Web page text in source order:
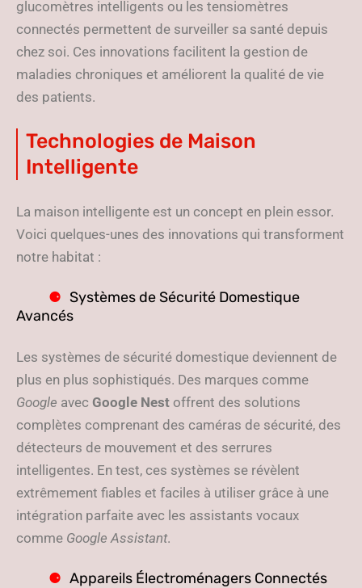
glucomètres intelligents ou les tensiomètres
connectés permettent de surveiller sa santé depuis
chez soi. Ces innovations facilitent la gestion de
maladies chroniques et améliorent la qualité de vie
des patients.
Technologies de Maison
Intelligente
La maison intelligente est un concept en plein essor.
Voici quelques-unes des innovations qui transforment
notre habitat :
Systèmes de Sécurité Domestique
Avancés
Les systèmes de sécurité domestique deviennent de
plus en plus sophistiqués. Des marques comme
Google avec Google Nest offrent des solutions
complètes comprenant des caméras de sécurité, des
détecteurs de mouvement et des serrures
intelligentes. En test, ces systèmes se révèlent
extrêmement fiables et faciles à utiliser grâce à une
intégration parfaite avec les assistants vocaux
comme Google Assistant.
Appareils Électroménagers Connectés